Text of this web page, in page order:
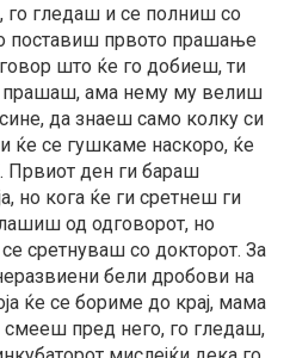
го гледаш и се полниш со
поставиш првото прашање
што ќе го добиеш, ти
прашаш, ама нему му велиш
да знаеш само колку си
ќе се гушкаме наскоро, ќе
Првиот ден ги бараш
но кога ќе ги сретнеш ги
од одговорот, но
сретнуваш со докторот. За
бели дробови на
ќе се бориме до крај, мама
смееш пред него, го гледаш,